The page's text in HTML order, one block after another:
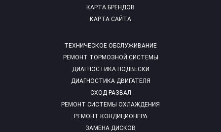
ТЕХНИЧЕСКОЕ ОБСЛУЖИВАНИЕ
РЕМОНТ ТОРМОЗНОЙ СИСТЕМЫ
ДИАГНОСТИКА ПОДВЕСКИ
ДИАГНОСТИКА ДВИГАТЕЛЯ
СХОД-РАЗВАЛ
РЕМОНТ СИСТЕМЫ ОХЛАЖДЕНИЯ
РЕМОНТ КОНДИЦИОНЕРА
ЗАМЕНА ДИСКОВ
КАРТА БРЕНДОВ
КАРТА САЙТА